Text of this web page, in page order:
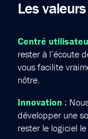
Les
Centré
rester à l’écoute
vous facilite
nôtre.
Innovation :
développer une
rester le logiciel